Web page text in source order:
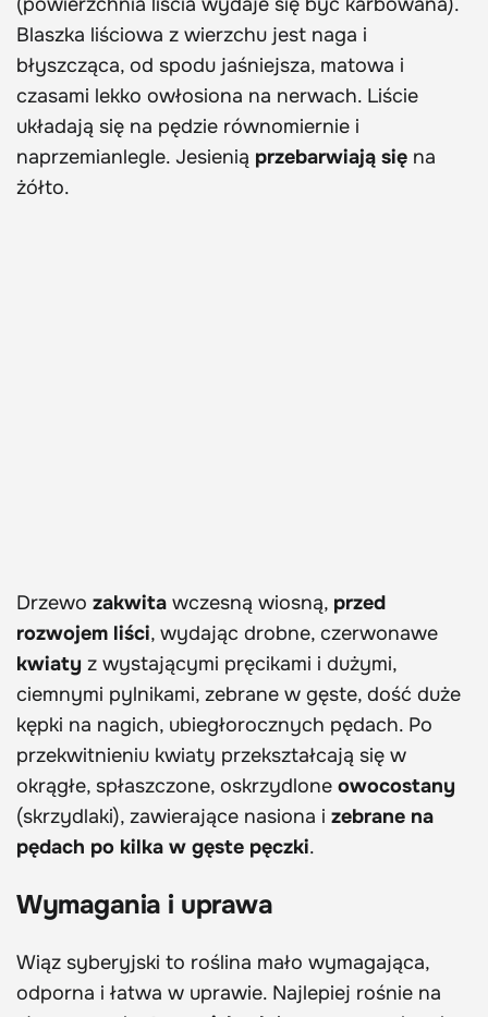
Blaszka liściowa z wierzchu jest naga i
błyszcząca, od spodu jaśniejsza, matowa i
czasami lekko owłosiona na nerwach. Liście
układają się na pędzie równomiernie i
naprzemianlegle. Jesienią przebarwiają się na
żółto.
Drzewo zakwita wczesną wiosną, przed
rozwojem liści, wydając drobne, czerwonawe
kwiaty z wystającymi pręcikami i dużymi,
ciemnymi pylnikami, zebrane w gęste, dość duże
kępki na nagich, ubiegłorocznych pędach. Po
przekwitnieniu kwiaty przekształcają się w
okrągłe, spłaszczone, oskrzydlone owocostany
(skrzydlaki), zawierające nasiona i zebrane na
pędach po kilka w gęste pęczki.
Wymagania i uprawa
Wiąz syberyjski to roślina mało wymagająca,
odporna i łatwa w uprawie. Najlepiej rośnie na